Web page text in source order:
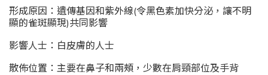
形成原因：遺傳基因和紫外線(令黑色素加快分泌，讓不明
顯的雀斑顯現)共同影響
影響人士：白皮膚的人士
散佈位置：主要在鼻子和兩頰，少數在肩頸部位及手背